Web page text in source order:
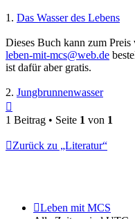
1. Das Wasser des Lebens
Dieses Buch kann zum
leben-mit-mcs@web.de
ist dafür aber gratis.
2. Jungbrunnenwasser
oben
1 Beitrag • Seite 1 von 1
Zurück zu „Literatur“
Leben mit MCS